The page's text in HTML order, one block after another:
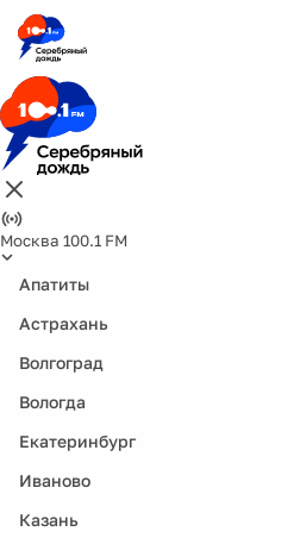
Москва 100.1 FM
Апатиты
Астрахань
Волгоград
Вологда
Екатеринбург
Иваново
Казань